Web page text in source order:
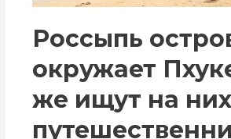
Россыпь
окружает
же ищут на них